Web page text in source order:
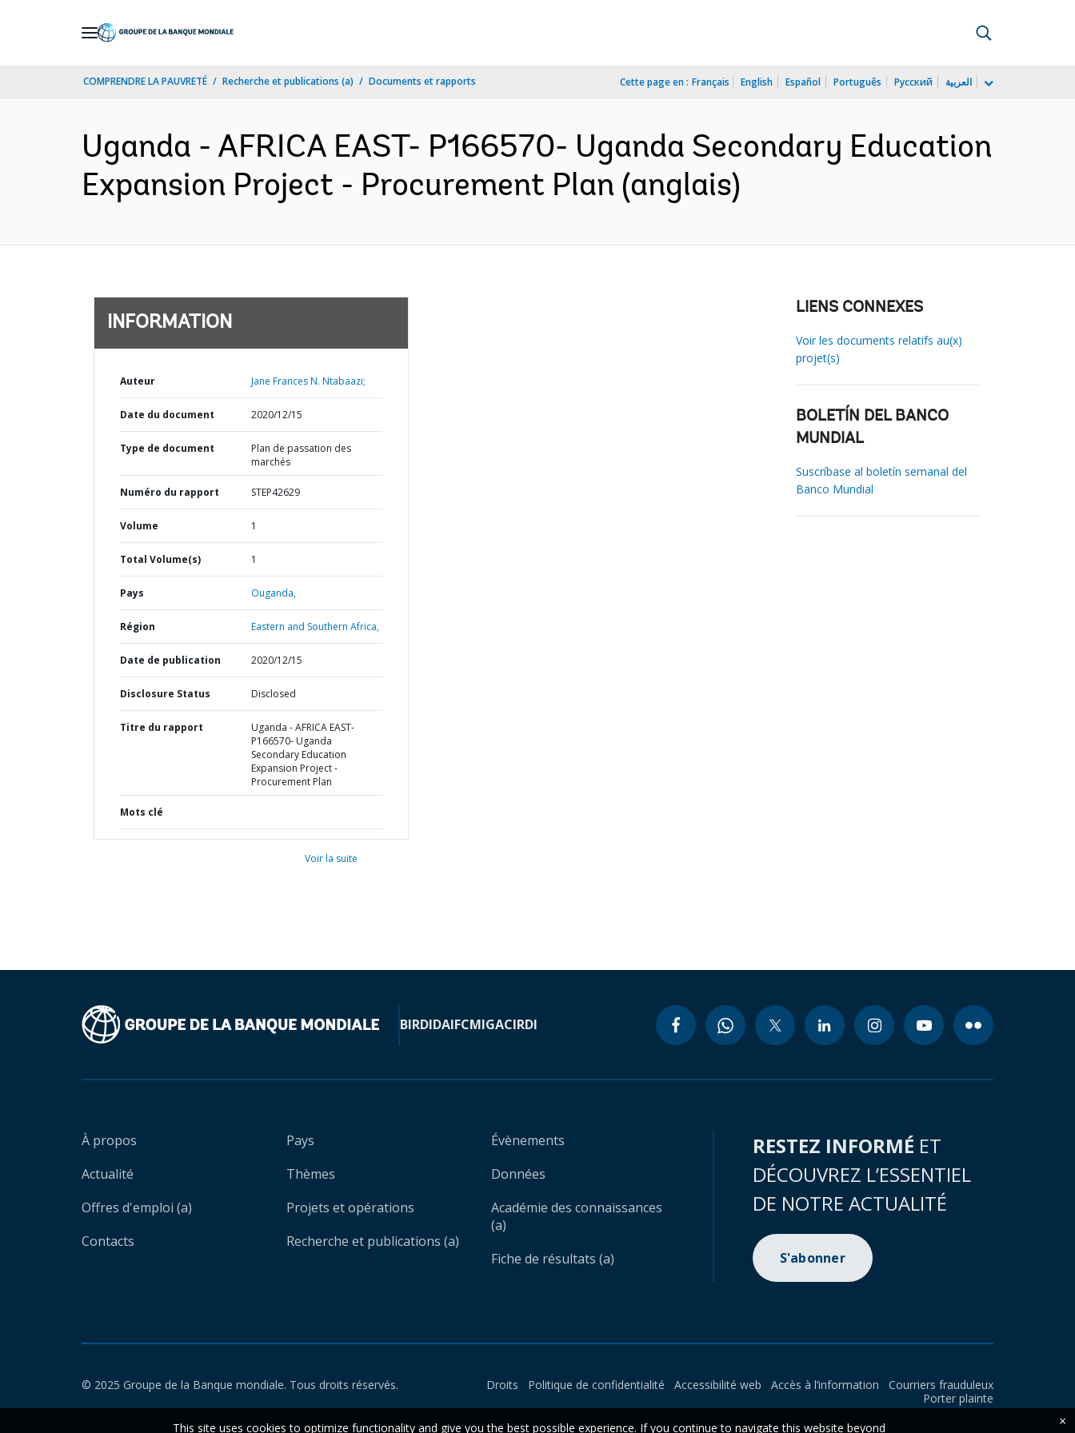
COMPRENDRE LA PAUVRETÉ Recherche et publications (a) Documents et rapports Cette page en : Français English Español Português Русский العربية
Uganda - AFRICA EAST- P166570- Uganda Secondary Education
Expansion Project - Procurement Plan (anglais)
INFORMATION
Auteur Jane Frances N. Ntabaazi;
Date du document 2020/12/15
Type de document
Plan de passation des
marchés
Numéro du rapport STEP42629
Volume 1
Total Volume(s) 1
Pays Ouganda,
Région Eastern and Southern Africa,
Date de publication 2020/12/15
Disclosure Status Disclosed
Titre du rapport
Uganda - AFRICA EAST-
P166570- Uganda
Secondary Education
Expansion Project -
Procurement Plan
Mots clé
Voir la suite
LIENS CONNEXES
Voir les documents relatifs au(x)
projet(s)
BOLETÍN DEL BANCO
MUNDIAL
Suscríbase al boletín semanal del
Banco Mundial
BIRDIDAIFCMIGACIRDI
À propos
Actualité
Offres d'emploi (a)
Contacts
Pays
Thèmes
Projets et opérations
Recherche et publications (a)
Évènements
Données
Académie des connaissances
(a)
Fiche de résultats (a)
RESTEZ INFORMÉ ET
DÉCOUVREZ L’ESSENTIEL
DE NOTRE ACTUALITÉ
S'abonner
© 2025 Groupe de la Banque mondiale. Tous droits réservés. Droits Politique de confidentialité Accessibilité web Accès à l’information
Courriers frauduleux
Porter plainte
This site uses cookies to optimize functionality and give you the best possible experience. If you continue to navigate this website beyond
×